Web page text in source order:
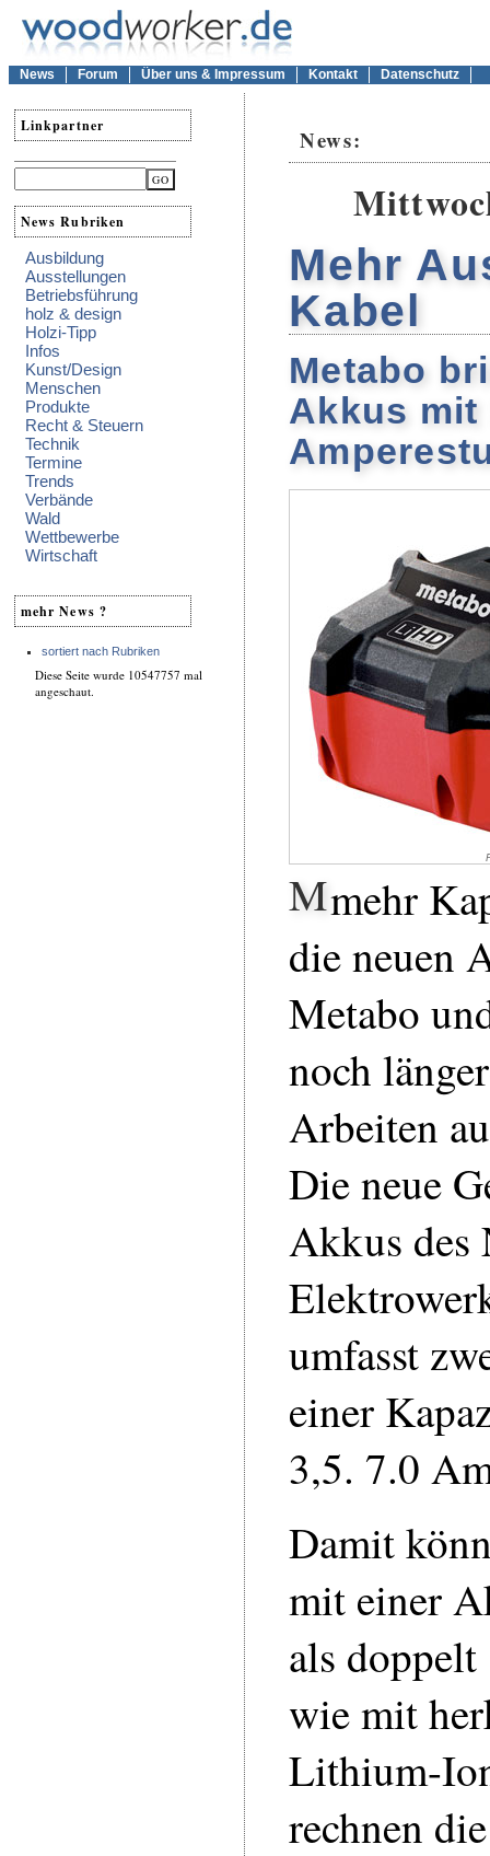
News Forum Über uns & Impressum Kontakt Datenschutz
Linkpartner
News Rubriken
Ausbildung
Ausstellungen
Betriebsführung
holz & design
Holzi-Tipp
Infos
Kunst/Design
Menschen
Produkte
Recht & Steuern
Technik
Termine
Trends
Verbände
Wald
Wettbewerbe
Wirtschaft
mehr News ?
sortiert nach Rubriken
Diese Seite wurde 10547757 mal
angeschaut.
News:
Mehr
Kabel
Metabo
Akkus mit
Mmehr
die neuen
Metabo
noch
Arbeiten
Die neue
Akkus des
umfasst
einer
3,5. 7.0
Damit
mit einer
als doppelt
wie mit
Lithium-
rechnen